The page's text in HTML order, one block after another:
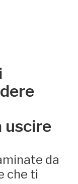
uscire
da
che ti